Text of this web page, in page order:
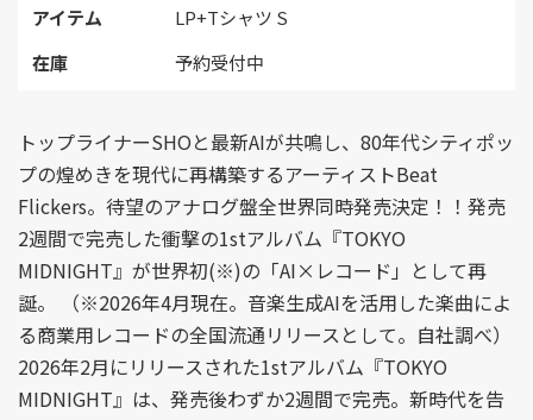
アイテム
LP+Tシャツ S
在庫
予約受付中
トップライナーSHOと最新AIが共鳴し、80年代シティポッ
プの煌めきを現代に再構築するアーティストBeat
Flickers。待望のアナログ盤全世界同時発売決定！！発売
2週間で完売した衝撃の1stアルバム『TOKYO
MIDNIGHT』が世界初(※)の「AI×レコード」として再
誕。 （※2026年4月現在。音楽生成AIを活用した楽曲によ
る商業用レコードの全国流通リリースとして。自社調べ）
2026年2月にリリースされた1stアルバム『TOKYO
MIDNIGHT』は、発売後わずか2週間で完売。新時代を告